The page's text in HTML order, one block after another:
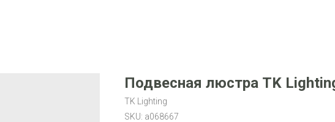
Подвесная люстра TK
TK Lighting
SKU: a068667